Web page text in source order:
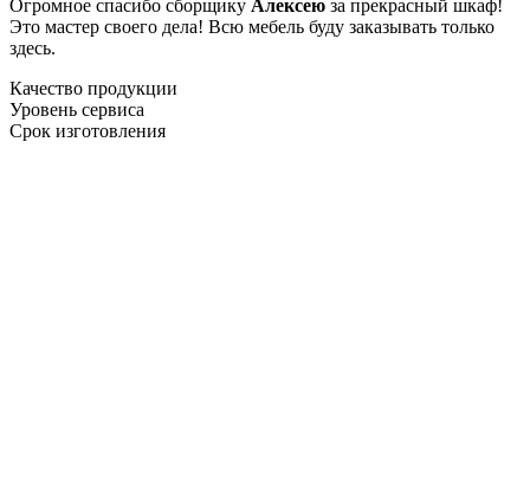
Огромное спасибо сборщику Алексею за прекрасный шкаф!
Это мастер своего дела! Всю мебель буду заказывать только
здесь.
Качество продукции
Уровень сервиса
Срок изготовления